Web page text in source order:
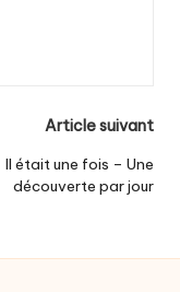
Article suivant
Il était une fois – Une
découverte par jour